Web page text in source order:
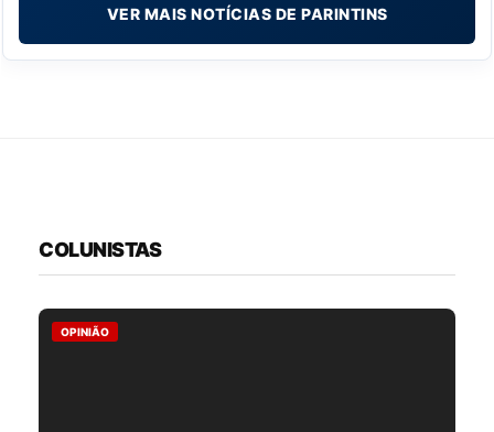
VER MAIS NOTÍCIAS DE PARINTINS
COLUNISTAS
OPINIÃO